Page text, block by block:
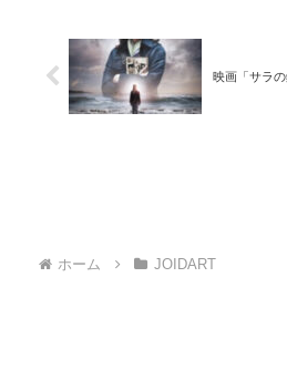
映画「サラ
ホーム JOIDART